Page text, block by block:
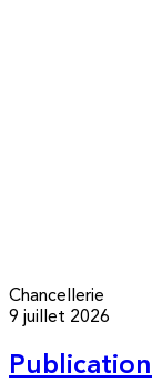
Chancellerie
9 juillet 2026